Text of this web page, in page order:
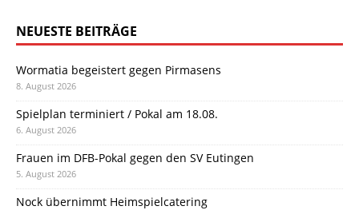
NEUESTE BEITRÄGE
Wormatia begeistert gegen Pirmasens
8. August 2026
Spielplan terminiert / Pokal am 18.08.
6. August 2026
Frauen im DFB-Pokal gegen den SV Eutingen
5. August 2026
Nock übernimmt Heimspielcatering